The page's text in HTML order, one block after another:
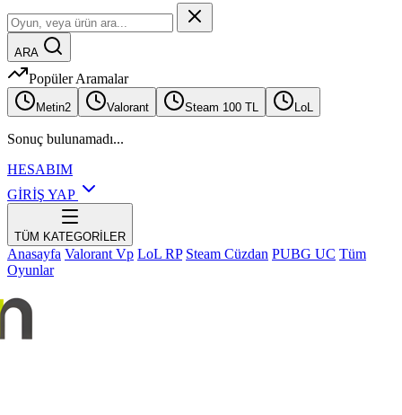
ARA
Popüler Aramalar
Metin2 Valorant Steam 100 TL LoL
Sonuç bulunamadı...
HESABIM
GİRİŞ YAP
TÜM KATEGORİLER
Anasayfa Valorant Vp LoL RP Steam Cüzdan PUBG UC Tüm
Oyunlar